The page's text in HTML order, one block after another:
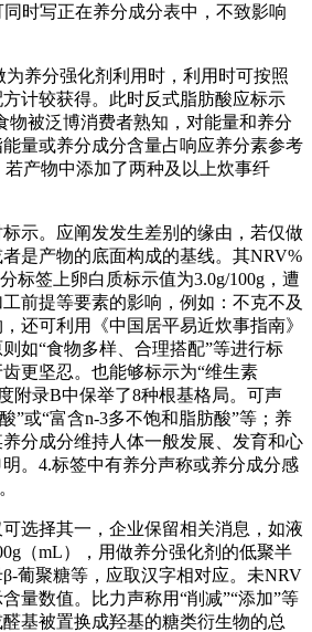
同时写正在养分成分表中，不致影响
养分强化剂利用时，利用时可按照
计较获得。此时反式脂肪酸应标示
物被泛博消费者熟知，对能量和养分
量或养分成分含量占响应养分素参考
产物中添加了两种及以上炊事纤
。应阐发发生差别的缘由，若仅做
是产物的底面构成的基线。其NRV%
标签上卵白质标示值为3.0g/100g，遭
前提等要素的影响，例如：不克不及
还可利用《中国居平易近炊事指南》
如“食物多样、合理搭配”等进行标
更坚忍。也能够标示为“维生素
附录B中保举了8种根基格局。可声
”或“富含n-3多不饱和脂肪酸”等；养
分成分维持人体一般发展、发育和心
。4.标签中有养分声称或养分成分感
择其一，企业保留相关消息，如液
（mL），用做养分强化剂的低聚半
葡聚糖等，应取汉字相对应。未NRV
量数值。比力声称用“削减”“添加”等
基被置换成羟基的糖类衍生物的总